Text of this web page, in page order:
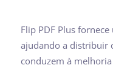
Flip PDF Plus
ajudando a distribuir
conduzem à